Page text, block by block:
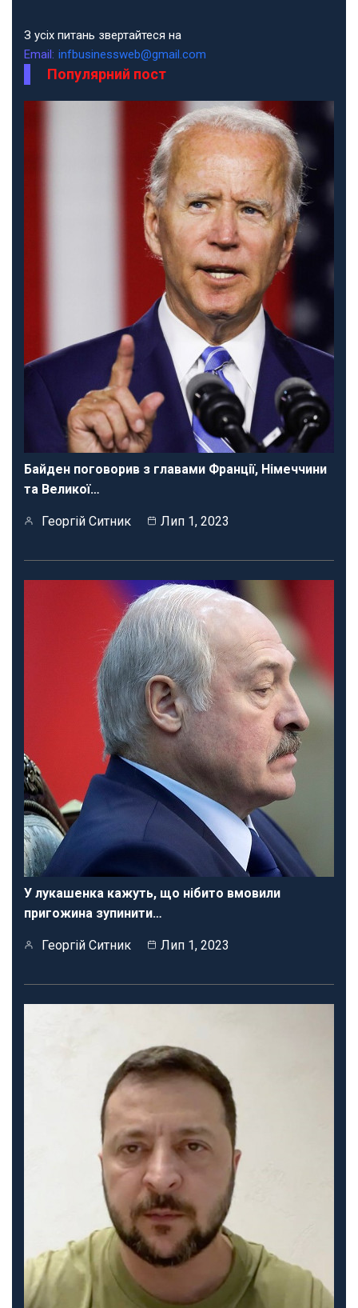
З усіх питань звертайтеся на
Email: infbusinessweb@gmail.com
Популярний пост
Байден поговорив з главами Франції, Німеччини
та Великої…
Георгій Ситник Лип 1, 2023
У лукашенка кажуть, що нібито вмовили
пригожина зупинити…
Георгій Ситник Лип 1, 2023